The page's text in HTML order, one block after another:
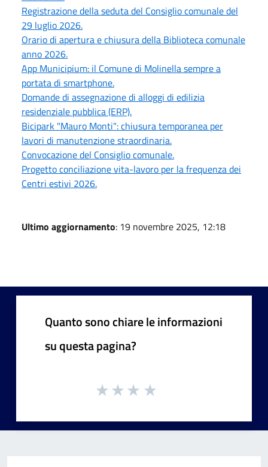
Registrazione della seduta del Consiglio comunale del
29 luglio 2026.
Orario di apertura e chiusura della Biblioteca comunale
anno 2026.
App Municipium: il Comune di Molinella sempre a
portata di smartphone.
Domande di assegnazione di alloggi di edilizia
residenziale pubblica (ERP).
Bicipark "Mauro Monti": chiusura temporanea per
lavori di manutenzione straordinaria.
Convocazione del Consiglio comunale.
Progetto conciliazione vita-lavoro per la frequenza dei
Centri estivi 2026.
Ultimo aggiornamento: 19 novembre 2025, 12:18
Quanto sono chiare le informazioni
su questa pagina?